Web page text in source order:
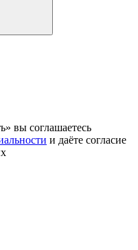
вы соглашаетесь
и даёте согласие